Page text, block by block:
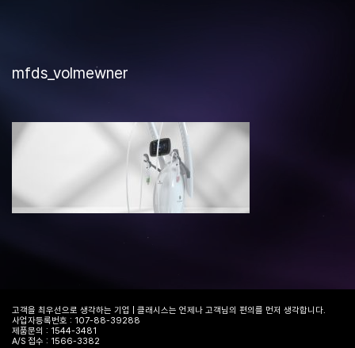
mfds_volmewner
고객을 최우선으로 생각하는 기업 | 클래시스는 언제나 고객님의 편의를 먼저 생각합니다.
사업자등록번호 : 107-88-39288
제품문의 : 1544-3481
A/S 접수 : 1566-3382